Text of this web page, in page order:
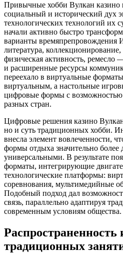
Привычные хобби Вулкан казино
социальный и исторический дух
технологических технологий их
начали активно быстро
варианты
литература,
физическая активность,
и расширенные ресурсы
переехало в виртуальные
виртуальным, а настольные
цифровые формы с возможностью
разных стран.
Цифровые решения казино
но и суть традиционных хобби.
внесла элемент вовлеченности,
формы отдыха значительно
универсальными. В результате
форматы, интегрирующие
технологические платформы:
соревнования, мультимедийные
Подобный подход дал
связь, параллельно адаптируя
современным условиям общества.
Распространенность
традиционных